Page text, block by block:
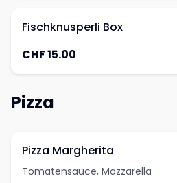
Fischknusperli Box
CHF 15.00
Pizza
Pizza Margherita
Tomatensauce, Mozzarella